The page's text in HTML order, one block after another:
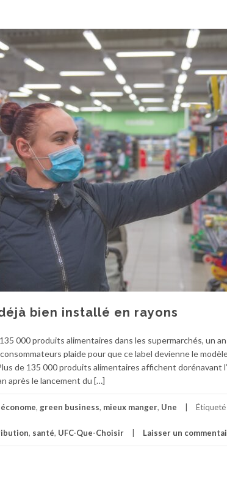
bien installé en rayons
000 produits alimentaires dans les supermarchés, un
plaide pour que ce label devienne le
de 135 000 produits alimentaires affichent dorénavant
après le lancement du […]
, green business, mieux manger, Une Étiqueté
, santé, UFC-Que-Choisir Laisser un